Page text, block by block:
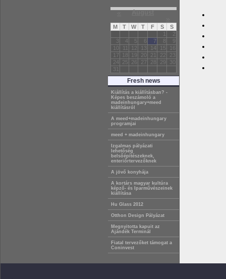
« August
M T W T F S
S
1
2
3
4 5 6 7 8
9
10
11 12 13 14 15
16
17
18 19 20 21 22
23
24
25 26 27 28 29
30
31
Fresh news
Kiállítás a kiállításban? -
Képes beszámoló a
madeinhungary+meed
kiállításról
A meed+madeinhungary
programjai
meed + madeinhungary
Izgalmas pályázati
lehetőség
belsőépítészeknek,
enteriőrtervezőknek
A jövő konyhája
A kortárs magyar kultúra
képző- és Iparművészeinek
kiállítása
Hu Glass 2012
Otthon Design Pályázat
Megnyitotta kapuit az
Ajándék Terminál
Fiatal tervezőket támogat a
Coninvest